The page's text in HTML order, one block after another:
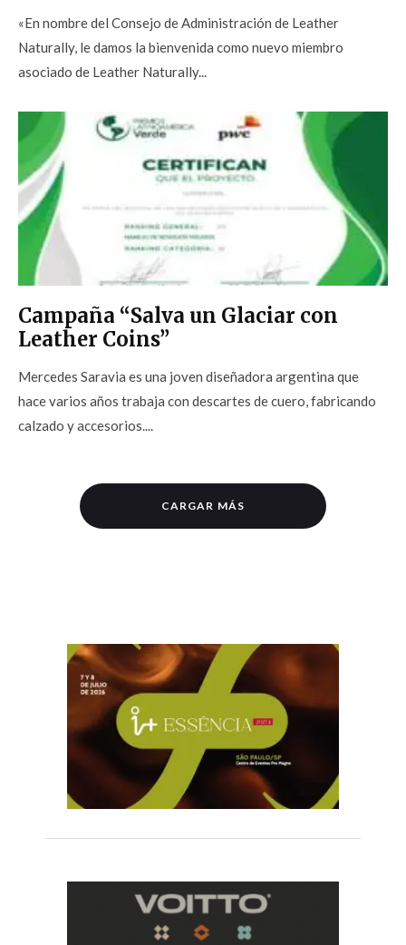
«En nombre del Consejo de Administración de Leather
Naturally, le damos la bienvenida como nuevo miembro
asociado de Leather Naturally...
Campaña “Salva un Glaciar con
Leather Coins”
Mercedes Saravia es una joven diseñadora argentina que
hace varios años trabaja con descartes de cuero, fabricando
calzado y accesorios....
CARGAR MÁS